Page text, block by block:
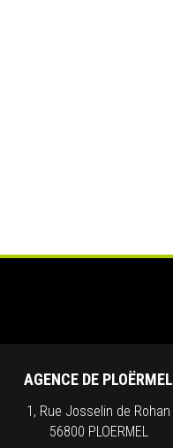
AGENCE DE PLOËRMEL
1, Rue Josselin de Rohan
56800 PLOERMEL